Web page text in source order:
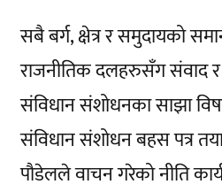
सबै बर्ग, क्षेत्र र समुदायको
राजनीतिक दलहरुसँग संवाद
संविधान संशोधनका साझा
संविधान संशोधन बहस पत्र तयार
पौडेलले वाचन गरेको नीति